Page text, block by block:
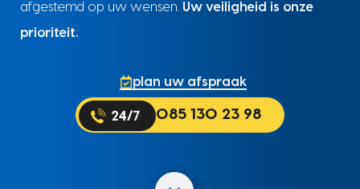
afgestemd op uw wensen. Uw veiligheid is onze
prioriteit.
plan uw afspraak
085 130 23 98